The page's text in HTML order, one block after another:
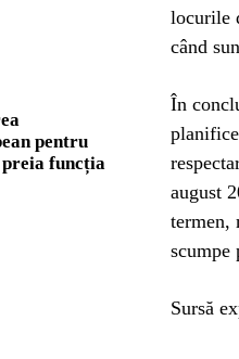
pentru
funcția
locurile
când
În
august
termen,
scumpe
Sursă